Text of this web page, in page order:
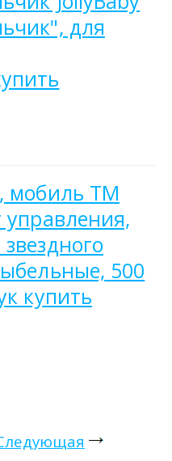
для
мобиль ТМ
управления,
500
купить